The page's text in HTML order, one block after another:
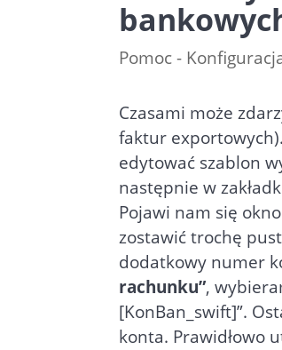
Pomoc -
Czasami może
faktur
edytować szablon
następnie w
Pojawi nam się
zostawić trochę
dodatkowy numer
rachunku”,
[KonBan_swift]”.
konta. Prawidłowo